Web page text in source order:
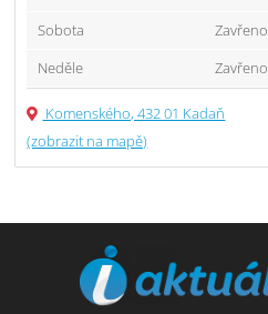
Sobota
Zavřeno
Neděle
Zavřeno
Komenského, 432 01 Kadaň
(zobrazit na mapě)